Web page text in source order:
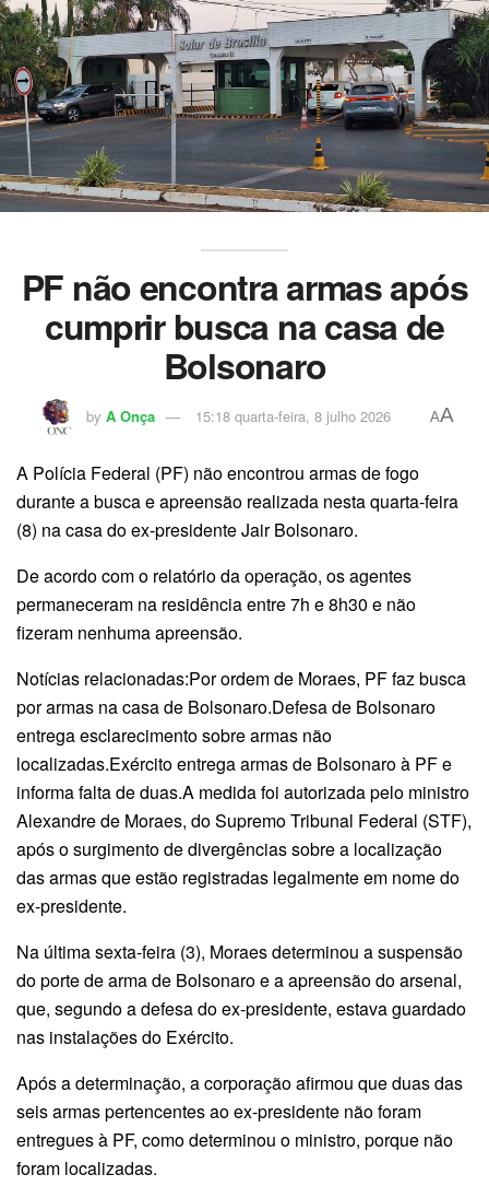
PF não encontra armas após
cumprir busca na casa de
Bolsonaro
by A Onça 15:18 quarta-feira, 8 julho 2026 AA
A Polícia Federal (PF) não encontrou armas de fogo
durante a busca e apreensão realizada nesta quarta-feira
(8) na casa do ex-presidente Jair Bolsonaro.
De acordo com o relatório da operação, os agentes
permaneceram na residência entre 7h e 8h30 e não
fizeram nenhuma apreensão.
Notícias relacionadas:Por ordem de Moraes, PF faz busca
por armas na casa de Bolsonaro.Defesa de Bolsonaro
entrega esclarecimento sobre armas não
localizadas.Exército entrega armas de Bolsonaro à PF e
informa falta de duas.A medida foi autorizada pelo ministro
Alexandre de Moraes, do Supremo Tribunal Federal (STF),
após o surgimento de divergências sobre a localização
das armas que estão registradas legalmente em nome do
ex-presidente.
Na última sexta-feira (3), Moraes determinou a suspensão
do porte de arma de Bolsonaro e a apreensão do arsenal,
que, segundo a defesa do ex-presidente, estava guardado
nas instalações do Exército.
Após a determinação, a corporação afirmou que duas das
seis armas pertencentes ao ex-presidente não foram
entregues à PF, como determinou o ministro, porque não
foram localizadas.